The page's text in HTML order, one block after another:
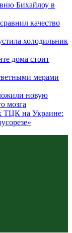
Бихайлоу в
качество
холодильник
дома стоит
мерами
новую
мозга
ТЦК на Украине: